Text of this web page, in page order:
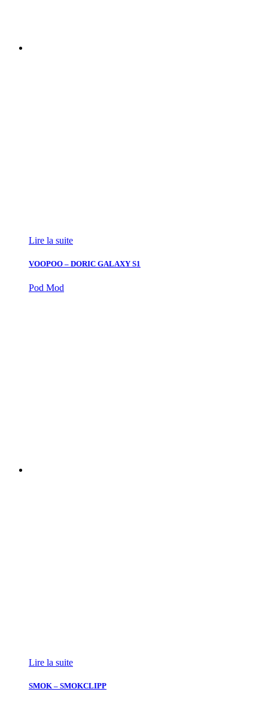
Lire la suite
VOOPOO – DORIC GALAXY S1
Pod Mod
Lire la suite
SMOK – SMOKCLIPP